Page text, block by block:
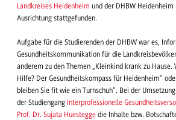
Landkreises Heidenheim und der DHBW
Ausrichtung stattgefunden.
Aufgabe für die Studierenden der DHBW war es,
Gesundheitskommunikation für die
anderem zu den Themen „Kleinkind krank zu Hause.
Hilfe? Der Gesundheitskompass für Heidenheim“
bleiben Sie fit wie ein Turnschuh“. Bei der
der Studiengang Interprofessionelle
Prof. Dr. Sujata Huestegge die Inhalte bzw.